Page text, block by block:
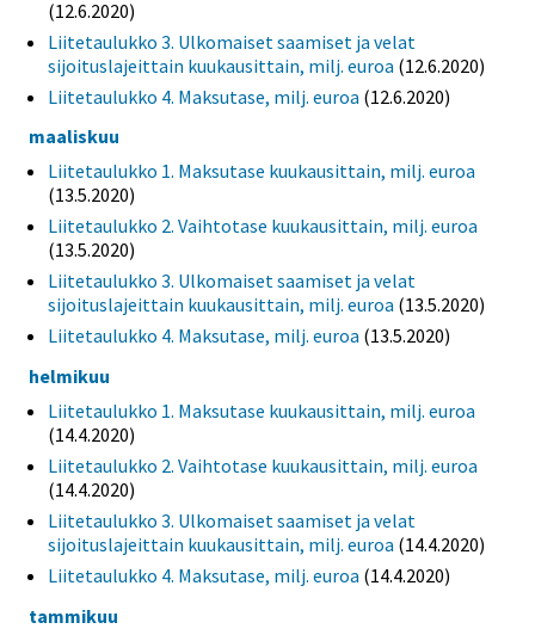
(12.6.2020)
Liitetaulukko 3. Ulkomaiset saamiset ja velat
sijoituslajeittain kuukausittain, milj. euroa (12.6.2020)
Liitetaulukko 4. Maksutase, milj. euroa (12.6.2020)
maaliskuu
Liitetaulukko 1. Maksutase kuukausittain, milj. euroa
(13.5.2020)
Liitetaulukko 2. Vaihtotase kuukausittain, milj. euroa
(13.5.2020)
Liitetaulukko 3. Ulkomaiset saamiset ja velat
sijoituslajeittain kuukausittain, milj. euroa (13.5.2020)
Liitetaulukko 4. Maksutase, milj. euroa (13.5.2020)
helmikuu
Liitetaulukko 1. Maksutase kuukausittain, milj. euroa
(14.4.2020)
Liitetaulukko 2. Vaihtotase kuukausittain, milj. euroa
(14.4.2020)
Liitetaulukko 3. Ulkomaiset saamiset ja velat
sijoituslajeittain kuukausittain, milj. euroa (14.4.2020)
Liitetaulukko 4. Maksutase, milj. euroa (14.4.2020)
tammikuu